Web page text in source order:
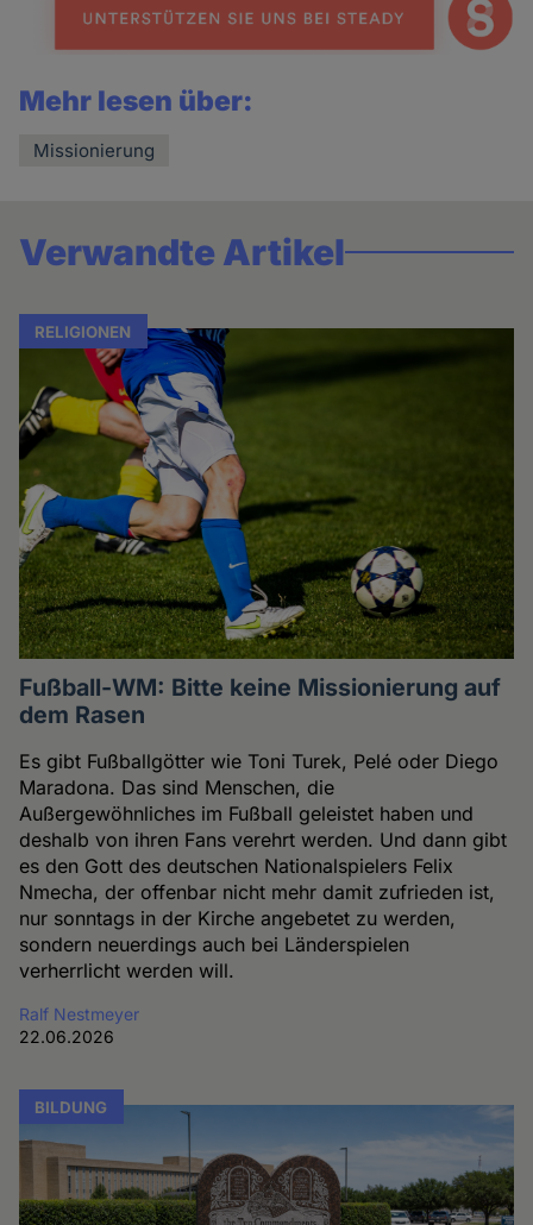
Mehr lesen über:
Missionierung
Verwandte Artikel
RELIGIONEN
Fußball-WM: Bitte keine Missionierung auf
dem Rasen
Es gibt Fußballgötter wie Toni Turek, Pelé oder Diego
Maradona. Das sind Menschen, die
Außergewöhnliches im Fußball geleistet haben und
deshalb von ihren Fans verehrt werden. Und dann gibt
es den Gott des deutschen Nationalspielers Felix
Nmecha, der offenbar nicht mehr damit zufrieden ist,
nur sonntags in der Kirche angebetet zu werden,
sondern neuerdings auch bei Länderspielen
verherrlicht werden will.
Ralf Nestmeyer
22.06.2026
BILDUNG